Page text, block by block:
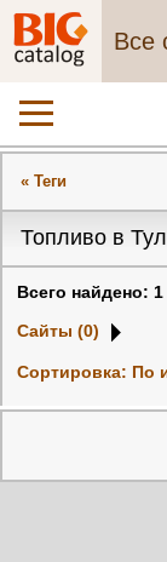
Все
« Теги
Топливо в
Всего найдено: 1
Сайты (0)
Сортировка: По